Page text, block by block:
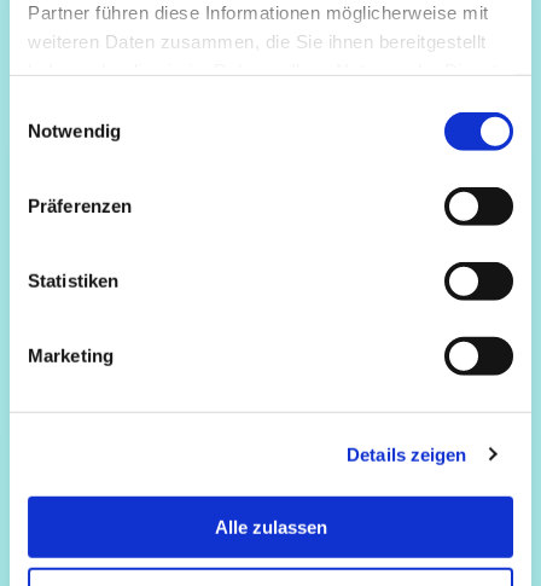
Partner führen diese Informationen möglicherweise mit
weiteren Daten zusammen, die Sie ihnen bereitgestellt
Notwendig
Präferenzen
Statistiken
Marketing
Details zeigen
Alle zulassen